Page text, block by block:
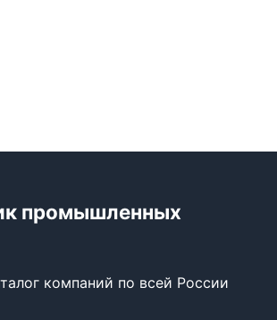
промышленных
компаний по всей России